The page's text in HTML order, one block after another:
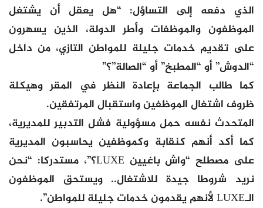
الذي دفعه إلى التساؤل: “هل يعقل أن يشتغل
الموظفون والموظفات وأطر الدولة، الذين يسهرون
على تقديم خدمات جليلة للمواطن التازي، من داخل
“الدوش” أو “المطبخ” أو “الصالة”؟”
كما طالب الجماعة بإعادة النظر في المقر وهيكلة
ظروف اشتغال الموظفين واستقبال المرتفقين.
المتحدث نفسه حمل مسؤولية فشل التدبير للمديرية،
كما أكد أنهم كنقابة وكموظفين يحاسبون المديرية
على مصطلح “واش باغيين LUXE؟”، مستدركا: “نحن
نريد شروطا جيدة للاشتغال.. ويستحق الموظفون
الـLUXE لأنهم يقدمون خدمات جليلة للمواطن”.